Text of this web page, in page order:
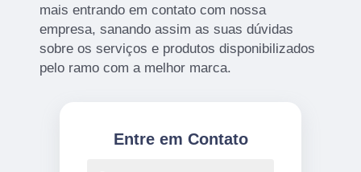
mais entrando em contato com nossa
empresa, sanando assim as suas dúvidas
sobre os serviços e produtos disponibilizados
pelo ramo com a melhor marca.
Entre em Contato